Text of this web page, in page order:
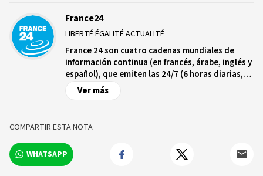
France24
LIBERTÉ ÉGALITÉ ACTUALITÉ
France 24 son cuatro cadenas mundiales de
información continua (en francés, árabe, inglés y
español), que emiten las 24/7 (6 horas diarias,
para la cadena en español) en 355 millones de
hogares en los 5 continentes.
Ver más
COMPARTIR ESTA NOTA
WHATSAPP